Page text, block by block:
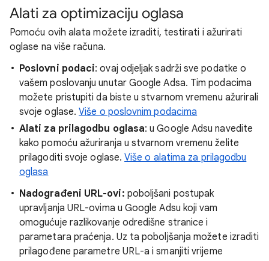
Alati za optimizaciju oglasa
Pomoću ovih alata možete izraditi, testirati i ažurirati
oglase na više računa.
Poslovni podaci: ovaj odjeljak sadrži sve podatke o
vašem poslovanju unutar Google Adsa. Tim podacima
možete pristupiti da biste u stvarnom vremenu ažurirali
svoje oglase.Više o poslovnim podacima
Alati za prilagodbu oglasa: u Google Adsu navedite
kako pomoću ažuriranja u stvarnom vremenu želite
prilagoditi svoje oglase.Više o alatima za prilagodbu
oglasa
Nadograđeni URL-ovi: poboljšani postupak
upravljanja URL-ovima u Google Adsu koji vam
omogućuje razlikovanje odredišne stranice i
parametara praćenja. Uz ta poboljšanja možete izraditi
prilagođene parametre URL-a i smanjiti vrijeme